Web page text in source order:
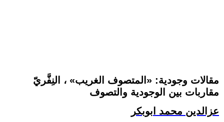
مقالات وجودية: «المتصوف الغريب» ، النِفَّريّ
مقاربات بين الوجودية والتصوف
عزالدين محمد ابوبكر